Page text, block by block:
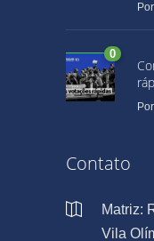
Por
0
Por
Contato
Matriz:
Vila